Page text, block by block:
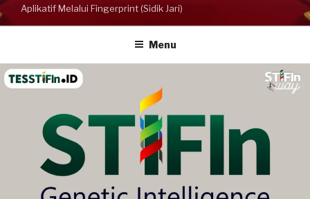
Aplikatif Melalui Fingerprint (Sidik Jari)
Menu